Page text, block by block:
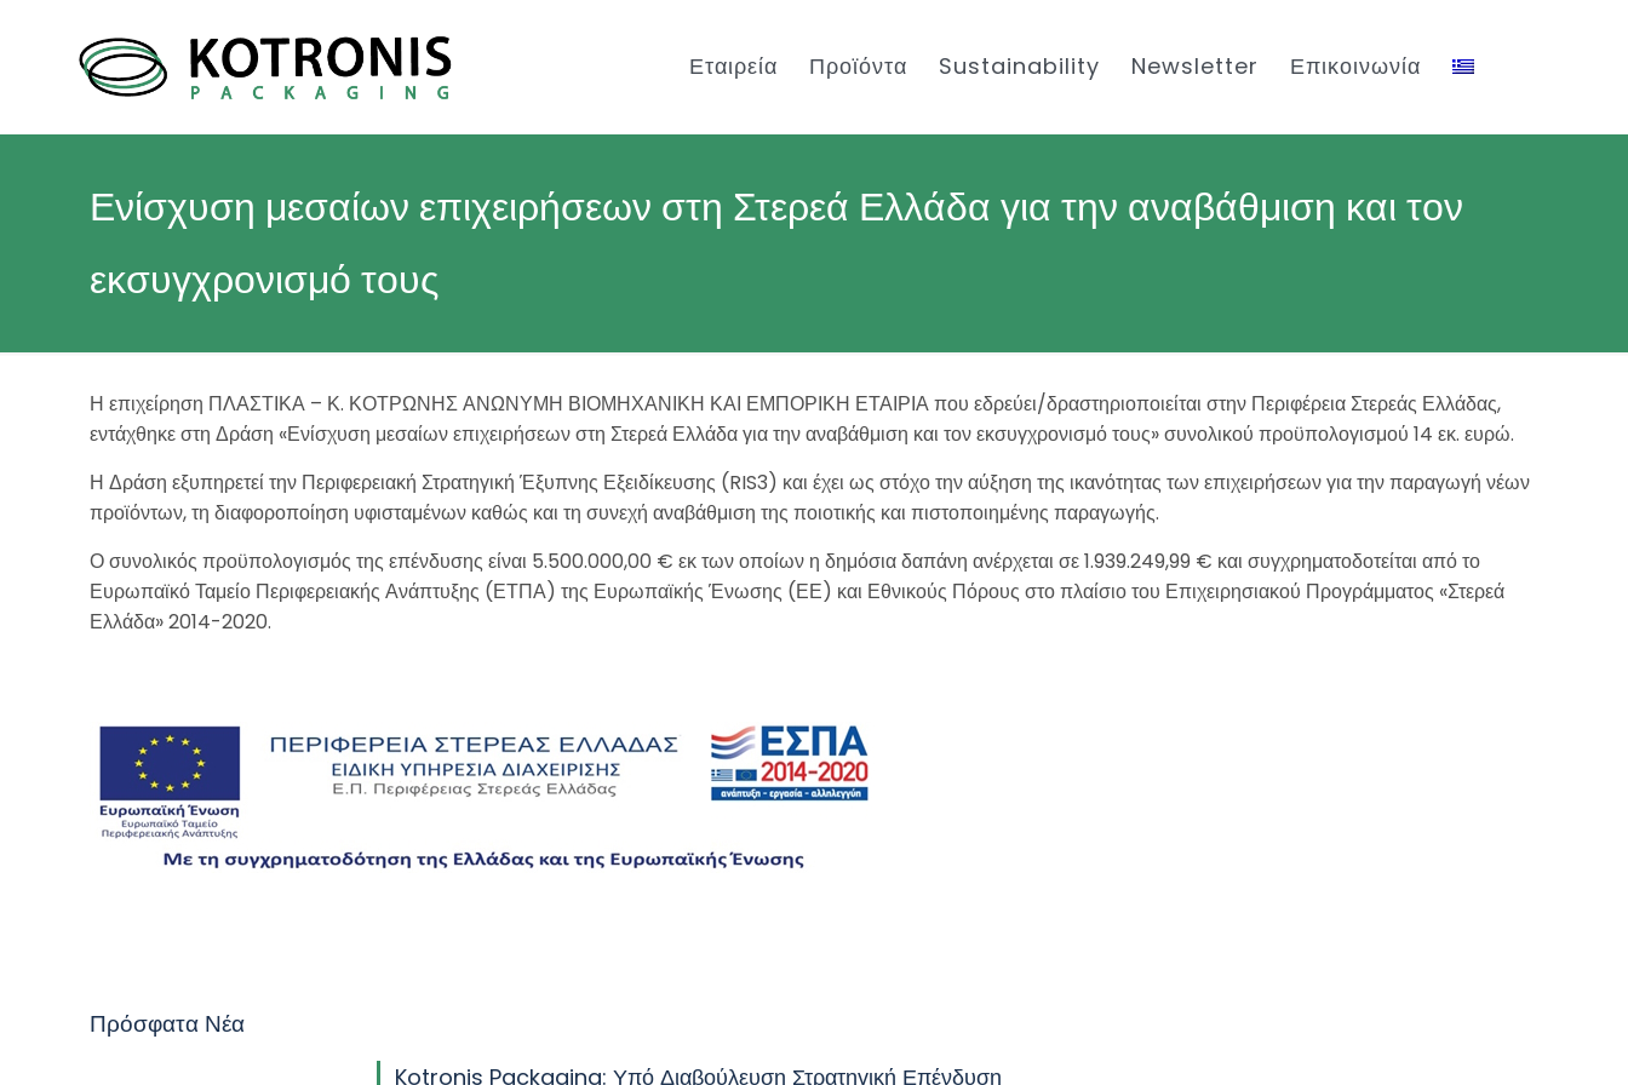
Εταιρεία Προϊόντα Sustainability Newsletter Επικοινωνία
Ενίσχυση μεσαίων επιχειρήσεων στη Στερεά Ελλάδα για την αναβάθμιση και τον
εκσυγχρονισμό τους
Η επιχείρηση ΠΛΑΣΤΙΚΑ – Κ. ΚΟΤΡΩΝΗΣ ΑΝΩΝΥΜΗ ΒΙΟΜΗΧΑΝΙΚΗ ΚΑΙ ΕΜΠΟΡΙΚΗ ΕΤΑΙΡΙΑ που εδρεύει/δραστηριοποιείται στην Περιφέρεια Στερεάς Ελλάδας,
εντάχθηκε στη Δράση «Ενίσχυση μεσαίων επιχειρήσεων στη Στερεά Ελλάδα για την αναβάθμιση και τον εκσυγχρονισμό τους» συνολικού προϋπολογισμού 14 εκ. ευρώ.
Η Δράση εξυπηρετεί την Περιφερειακή Στρατηγική Έξυπνης Εξειδίκευσης (RIS3) και έχει ως στόχο την αύξηση της ικανότητας των επιχειρήσεων για την παραγωγή νέων
προϊόντων, τη διαφοροποίηση υφισταμένων καθώς και τη συνεχή αναβάθμιση της ποιοτικής και πιστοποιημένης παραγωγής.
Ο συνολικός προϋπολογισμός της επένδυσης είναι 5.500.000,00 € εκ των οποίων η δημόσια δαπάνη ανέρχεται σε 1.939.249,99 € και συγχρηματοδοτείται από το
Ευρωπαϊκό Ταμείο Περιφερειακής Ανάπτυξης (ΕΤΠΑ) της Ευρωπαϊκής Ένωσης (ΕΕ) και Εθνικούς Πόρους στο πλαίσιο του Επιχειρησιακού Προγράμματος «Στερεά
Ελλάδα» 2014-2020.
Πρόσφατα Νέα
Kotronis Packaging: Υπό Διαβούλευση Στρατηγική Επένδυση